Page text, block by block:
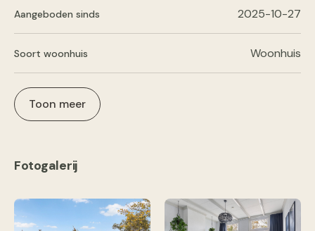
Aangeboden sinds 2025-10-27
Soort woonhuis Woonhuis
Toon meer
Fotogalerij